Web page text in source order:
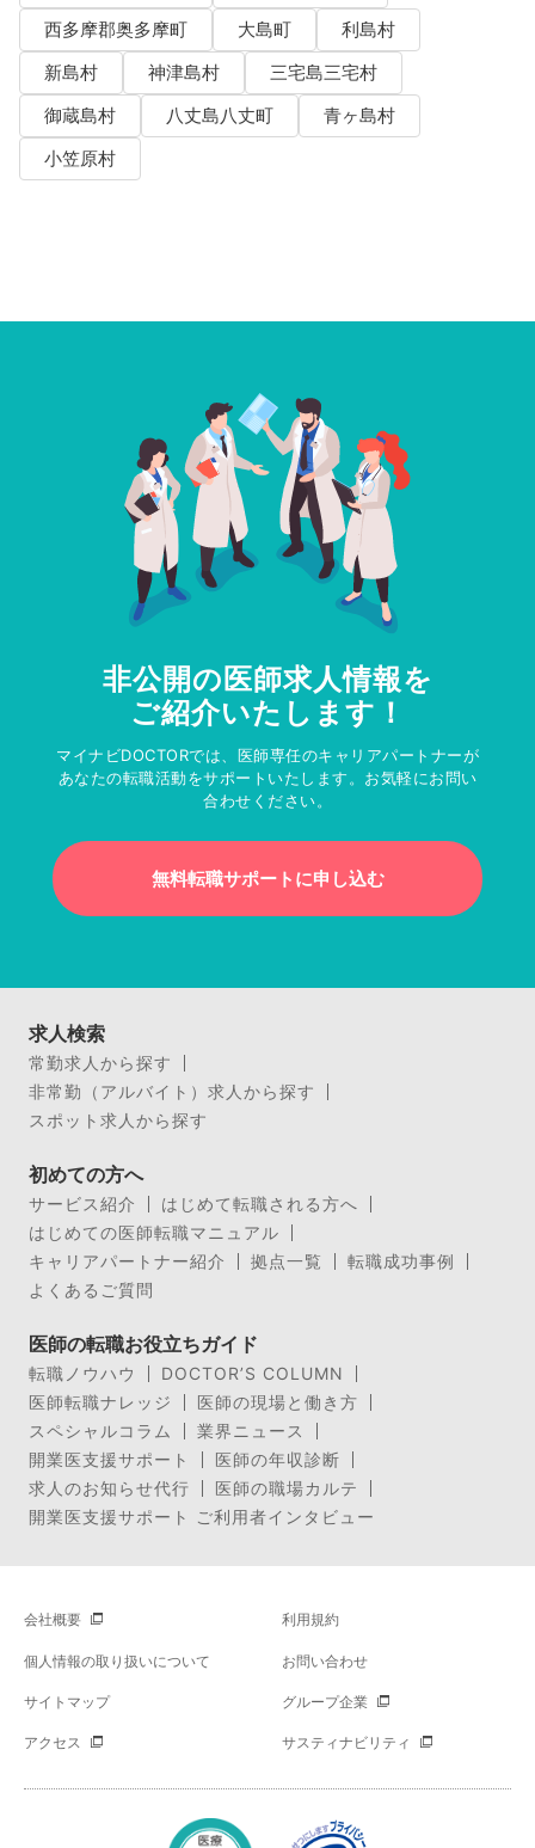
西多摩郡奥多摩町
大島町
利島村
新島村
神津島村
三宅島三宅村
御蔵島村
八丈島八丈町
青ヶ島村
小笠原村
非公開の医師求人情報を
ご紹介いたします！
マイナビDOCTORでは、医師専任のキャリアパートナーが
あなたの転職活動をサポートいたします。お気軽にお問い
合わせください。
無料転職サポートに申し込む
求人検索
常勤求人から探す
非常勤（アルバイト）求人から探す
スポット求人から探す
初めての方へ
サービス紹介
はじめて転職される方へ
はじめての医師転職マニュアル
キャリアパートナー紹介
拠点一覧
転職成功事例
よくあるご質問
医師の転職お役立ちガイド
転職ノウハウ
DOCTOR’S COLUMN
医師転職ナレッジ
医師の現場と働き方
スペシャルコラム
業界ニュース
開業医支援サポート
医師の年収診断
求人のお知らせ代行
医師の職場カルテ
開業医支援サポート ご利用者インタビュー
会社概要 利用規約
個人情報の取り扱いについて お問い合わせ
サイトマップ グループ企業
アクセス サスティナビリティ